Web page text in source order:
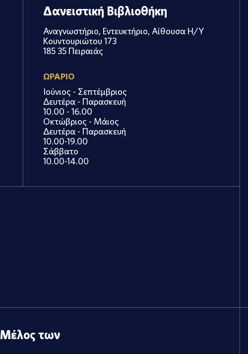
Δανειστική Βιβλιοθήκη
Αναγνωστήριο, Εντευκτήριο, Αίθουσα Η/Υ
Κουντουριώτου 173
185 35 Πειραιάς
ΩΡΑΡΙΟ
Ιούνιος - Σεπτέμβριος
Δευτέρα - Παρασκευή
10.00 - 16.00
Οκτώβριος - Μάιος
Δευτέρα - Παρασκευή
10.00-19.00
Σάββατο
10.00-14.00
Μέλος των